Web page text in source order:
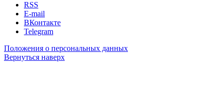
RSS
E-mail
ВКонтакте
Telegram
Положения о персональных данных
Вернуться наверх